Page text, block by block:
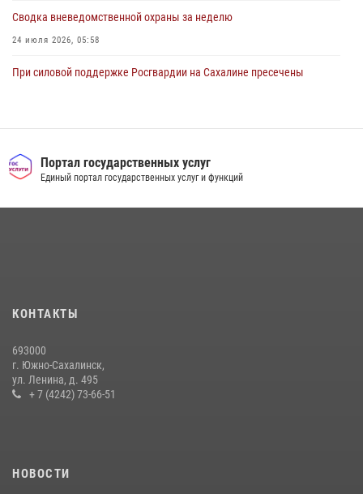
Сводка вневедомственной охраны за неделю
24 июля 2026, 05:58
При силовой поддержке Росгвардии на Сахалине пресечены
оружия и 63 патрона
08 июля 2026, 06:41
Портал государственных услуг
Единый портал государственных услуг и функций
КОНТАКТЫ
693000
г. Южно-Сахалинск,
ул. Ленина, д. 495
+ 7 (4242) 73-66-51
НОВОСТИ